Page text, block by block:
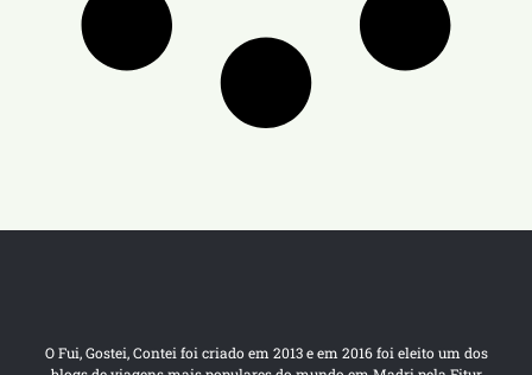
O Fui, Gostei, Contei foi criado em 2013 e em 2016 foi eleito um dos